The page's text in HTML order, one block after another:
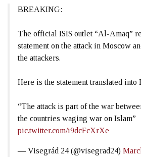
BREAKING:
The official ISIS outlet “Al-Amaq”
statement on the attack in Moscow
the attackers.
Here is the statement translated into
“The attack is part of the war
the countries waging war on Islam”
pic.twitter.com/i9dcFcXrXe
— Visegrád 24 (@visegrad24)